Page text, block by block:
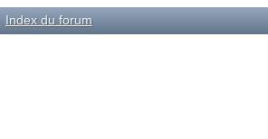
Index du forum